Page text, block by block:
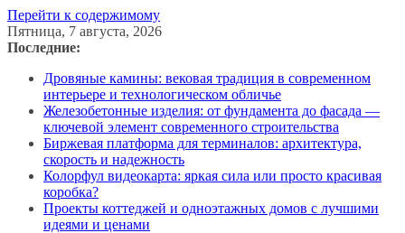
Перейти к содержимому
Пятница, 7 августа, 2026
Последние:
Дровяные камины: вековая традиция в современном
интерьере и технологическом обличье
Железобетонные изделия: от фундамента до фасада —
ключевой элемент современного строительства
Биржевая платформа для терминалов: архитектура,
скорость и надежность
Колорфул видеокарта: яркая сила или просто красивая
коробка?
Проекты коттеджей и одноэтажных домов с лучшими
идеями и ценами